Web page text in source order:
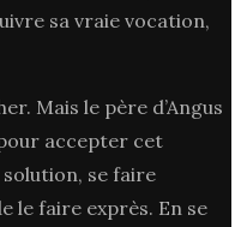
sa vraie vocation,
Mais le père d’Angus
accepter cet
se faire
le faire exprès. En se